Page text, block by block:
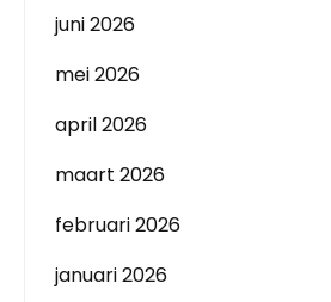
juni 2026
mei 2026
april 2026
maart 2026
februari 2026
januari 2026